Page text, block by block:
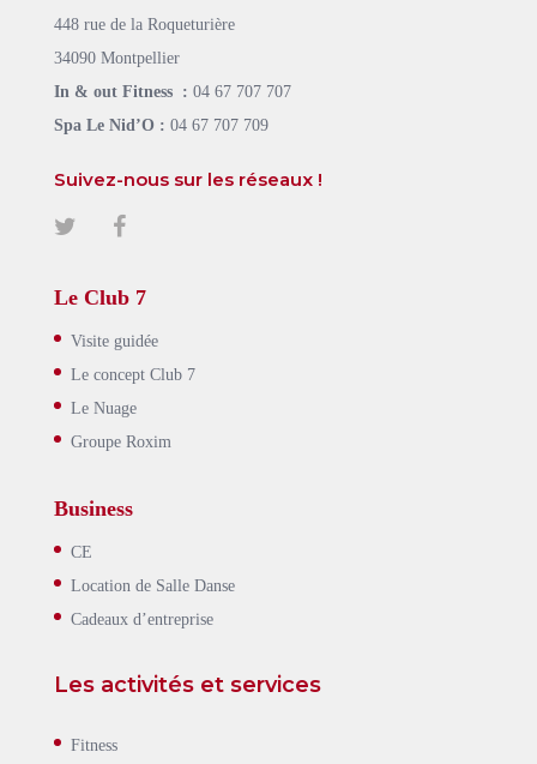
448 rue de la Roqueturière
34090 Montpellier
In & out Fitness : 04 67 707 707
Spa Le Nid’O : 04 67 707 709
Suivez-nous sur les réseaux !
Le Club 7
Visite guidée
Le concept Club 7
Le Nuage
Groupe Roxim
Business
CE
Location de Salle Danse
Cadeaux d’entreprise
Les activités et services
Fitness